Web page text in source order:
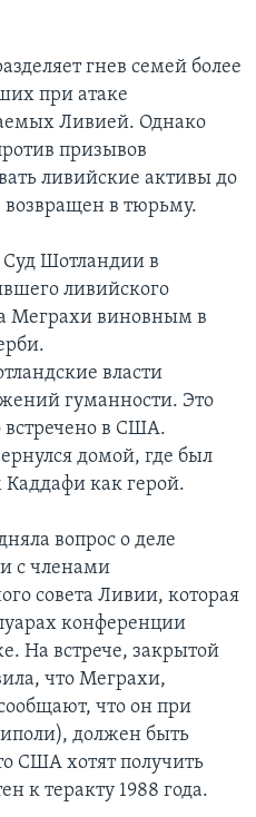
гнев семей более
при атаке
Ливией. Однако
призывов
ливийские активы до
в тюрьму.
Суд Шотландии в
ливийского
Меграхи виновным в
власти
гуманности. Это
в США.
домой, где был
Каддафи как герой.
вопрос о деле
с членами
совета Ливии, которая
конференции
На встрече, закрытой
что Меграхи,
что он при
должен быть
США хотят получить
к теракту 1988 года.